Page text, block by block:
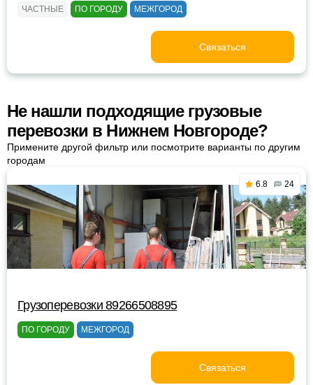
ЧАСТНЫЕ ПО ГОРОДУ МЕЖГОРОД
Связаться
Не нашли подходящие грузовые
перевозки в Нижнем Новгороде?
Примените другой фильтр или посмотрите варианты по другим
городам
6.8 24
Грузоперевозки 89266508895
ПО ГОРОДУ МЕЖГОРОД
Связаться